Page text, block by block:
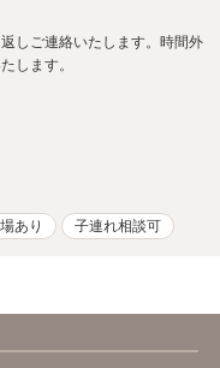
しご連絡いたします。時間外
します。
あり 子連れ相談可